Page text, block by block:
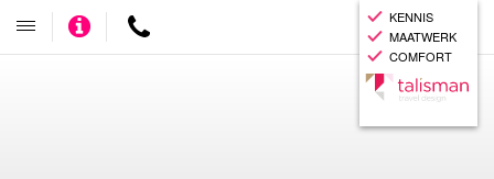
KENNIS
MAATWERK
COMFORT
Toggle
navigatie
Adviseer Contact